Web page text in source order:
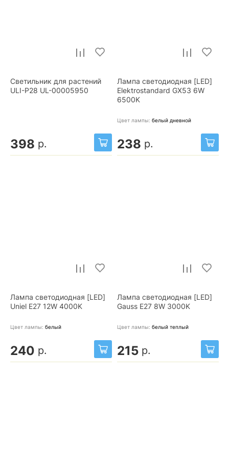
Светильник для растений
ULI-P28 UL-00005950
398 р.
Лампа светодиодная [LED]
Elektrostandard GX53 6W
6500K
Цвет лампы: белый дневной
238 р.
Лампа светодиодная [LED]
Uniel E27 12W 4000K
Цвет лампы: белый
240 р.
Лампа светодиодная [LED]
Gauss E27 8W 3000K
Цвет лампы: белый теплый
215 р.